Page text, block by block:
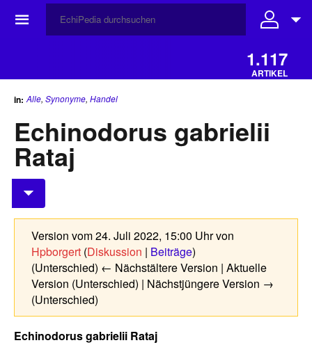
☰
1.117
ARTIKEL
in: Alle, Synonyme, Handel
Echinodorus gabrielii
Rataj
Version vom 24. Juli 2022, 15:00 Uhr von
Hpborgert (Diskussion | Beiträge)
(Unterschied) ← Nächstältere Version | Aktuelle
Version (Unterschied) | Nächstjüngere Version →
(Unterschied)
Echinodorus gabrielii Rataj